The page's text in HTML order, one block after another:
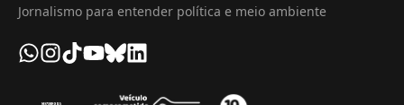
Jornalismo para entender política e meio ambiente